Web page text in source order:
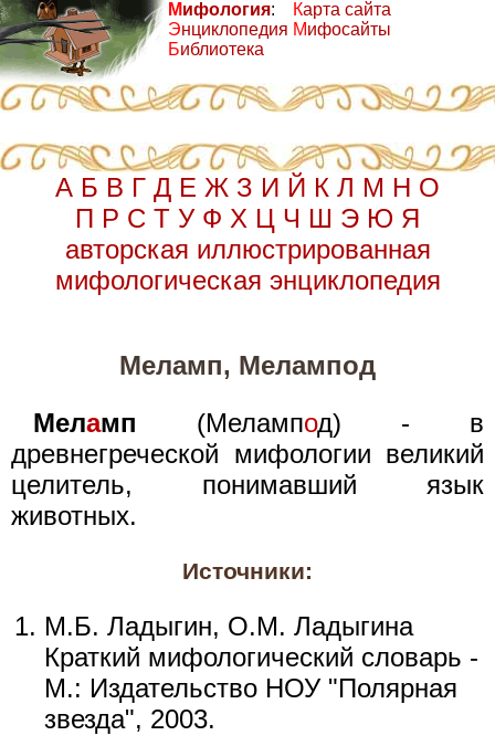
Мифология:
Энциклопедия
Библиотека
Карта сайта
Мифосайты
А Б В Г Д Е Ж З И Й К Л М Н О
П Р С Т У Ф Х Ц Ч Ш Э Ю Я
авторская иллюстрированная
мифологическая энциклопедия
Меламп, Мелампод
Меламп (Мелампод) - в
древнегреческой мифологии великий
целитель, понимавший язык
животных.
Источники:
М.Б. Ладыгин, О.М. Ладыгина
Краткий мифологический словарь -
М.: Издательство НОУ "Полярная
звезда", 2003.